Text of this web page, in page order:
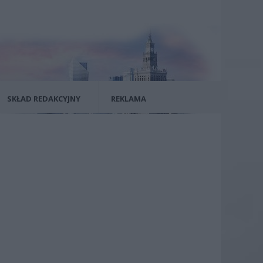
SKŁAD REDAKCYJNY REKLAMA